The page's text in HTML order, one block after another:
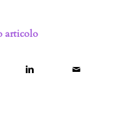
articolo